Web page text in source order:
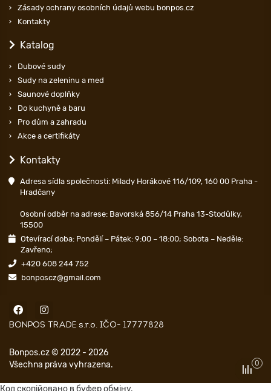
Zásady ochrany osobních údajů webu bonpos.cz
Kontakty
Katalog
Dubové sudy
Sudy na zeleninu a med
Saunové doplňky
Do kuchyně a baru
Pro dům a zahradu
Akce a certifikáty
Kontakty
Adresa sídla společnosti: Milady Horákové 116/109, 160 00 Praha -
Hradčany
Osobní odběr na adrese: Bavorská 856/14 Praha 13-Stodůlky,
15500
Otevírací doba: Pondělí – Pátek: 9:00 – 18:00; Sobota – Neděle:
Zavřeno;
+420 608 244 752
bonposcz@gmail.com
BONPOS TRADE s.r.o. IČO- 17777828
Bonpos.cz © 2022 - 2026
Všechna práva vyhrazena.
0